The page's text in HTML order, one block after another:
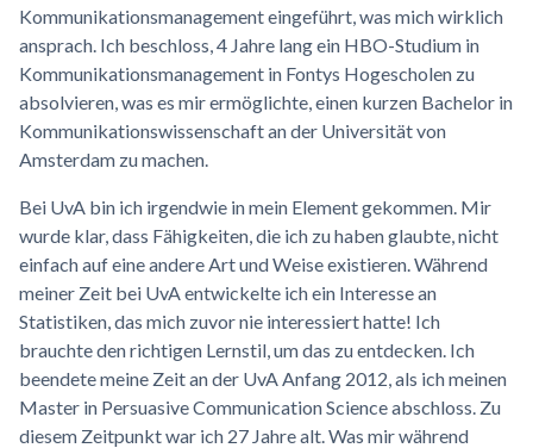
Kommunikationsmanagement eingeführt, was mich wirklich
ansprach. Ich beschloss, 4 Jahre lang ein HBO-Studium in
Kommunikationsmanagement in Fontys Hogescholen zu
absolvieren, was es mir ermöglichte, einen kurzen Bachelor in
Kommunikationswissenschaft an der Universität von
Amsterdam zu machen.
Bei UvA bin ich irgendwie in mein Element gekommen. Mir
wurde klar, dass Fähigkeiten, die ich zu haben glaubte, nicht
einfach auf eine andere Art und Weise existieren. Während
meiner Zeit bei UvA entwickelte ich ein Interesse an
Statistiken, das mich zuvor nie interessiert hatte! Ich
brauchte den richtigen Lernstil, um das zu entdecken. Ich
beendete meine Zeit an der UvA Anfang 2012, als ich meinen
Master in Persuasive Communication Science abschloss. Zu
diesem Zeitpunkt war ich 27 Jahre alt. Was mir während